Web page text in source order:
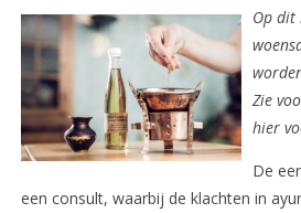
Op dit
Zie
hier
De
een consult, waarbij de klachten in